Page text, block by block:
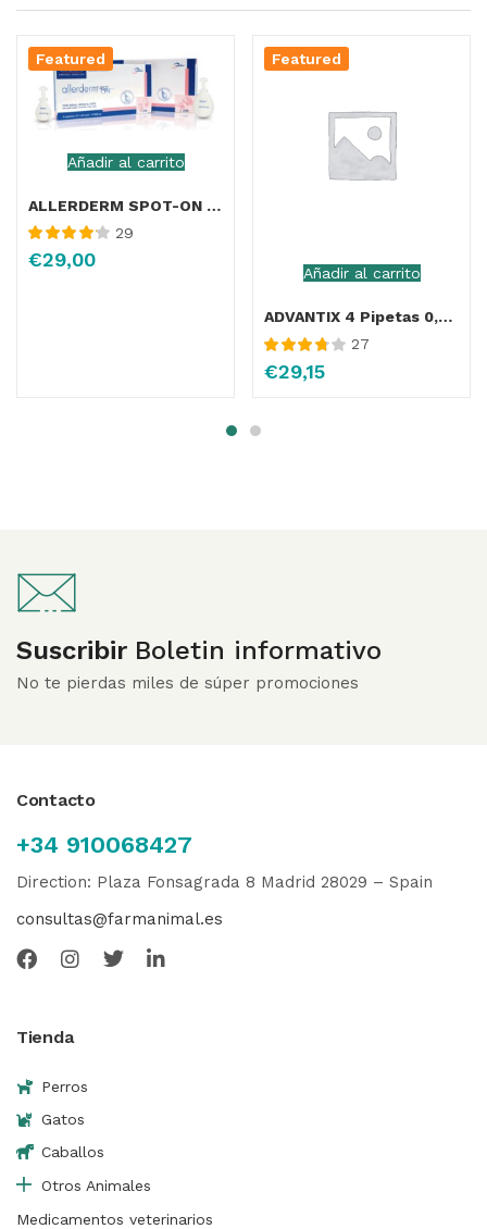
Añadir al carrito
Featured
ALLERDERM SPOT-ON 2 ml 6 pip < 10 Kg
Valorado
con4.18de
29
€29,00
Añadir al carrito
Featured
ADVANTIX 4 Pipetas 0,4 ml (0-4Kg)
Valorado
con3.81
27
€29,15
Suscribir Boletin informativo
No te pierdas miles de súper promociones
Contacto
+34 910068427
Direction: Plaza Fonsagrada 8 Madrid 28029 – Spain
consultas@farmanimal.es
Tienda
Perros
Gatos
Caballos
Otros Animales
Medicamentos veterinarios